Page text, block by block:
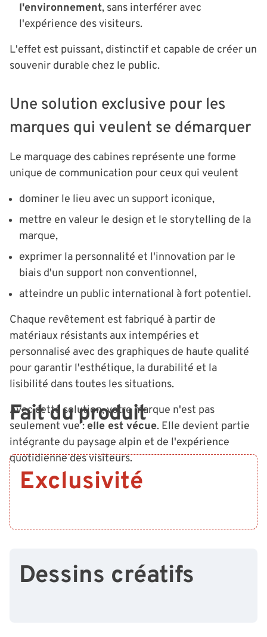
l'environnement, sans interférer avec
l'expérience des visiteurs.
L'effet est puissant, distinctif et capable de créer un
souvenir durable chez le public.
Une solution exclusive pour les
marques qui veulent se démarquer
Le marquage des cabines représente une forme
unique de communication pour ceux qui veulent
dominer le lieu avec un support iconique,
mettre en valeur le design et le storytelling de la
marque,
exprimer la personnalité et l'innovation par le
biais d'un support non conventionnel,
atteindre un public international à fort potentiel.
Chaque revêtement est fabriqué à partir de
matériaux résistants aux intempéries et
personnalisé avec des graphiques de haute qualité
pour garantir l'esthétique, la durabilité et la
lisibilité dans toutes les situations.
Avec cette solution, votre marque n'est pas
seulement vue : elle est vécue. Elle devient partie
intégrante du paysage alpin et de l'expérience
quotidienne des visiteurs.
Fait du produit
Exclusivité
Dessins créatifs